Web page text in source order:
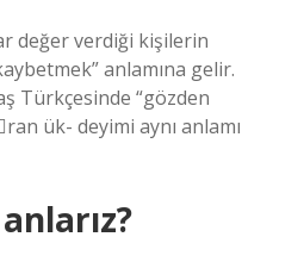
değer verdiği kişilerin
anlamına gelir.
Türkçesinde “gözden
ük- deyimi aynı anlamı